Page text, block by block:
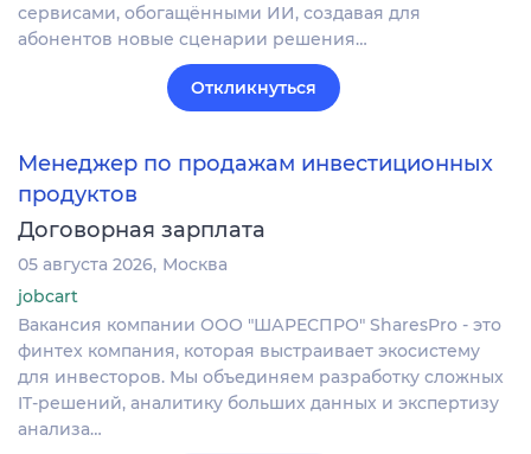
сервисами, обогащёнными ИИ, создавая для
абонентов новые сценарии решения…
Откликнуться
Менеджер по продажам инвестиционных
продуктов
Договорная зарплата
05 августа 2026 Москва
jobcart
Вакансия компании ООО "ШАРЕСПРО" SharesPro - это
финтех компания, которая выстраивает экосистему
для инвесторов. Мы объединяем разработку сложных
IT‑решений, аналитику больших данных и экспертизу
анализа…